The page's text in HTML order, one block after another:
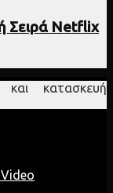
Video
Σειρά Netflix
κατασκευή